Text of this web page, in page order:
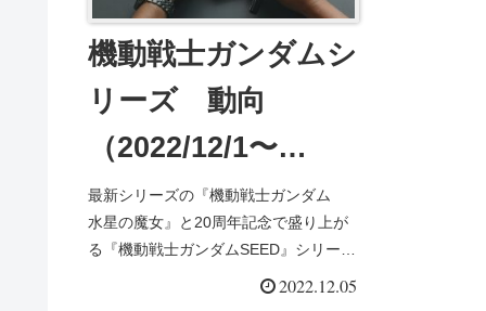
機動戦士ガンダムシ
リーズ 動向
（2022/12/1〜
2022/12/5）
最新シリーズの『機動戦士ガンダム
水星の魔女』と20周年記念で盛り上が
る『機動戦士ガンダムSEED』シリーズ
以外の『機動戦士ガンダム』シリーズ
2022.12.05